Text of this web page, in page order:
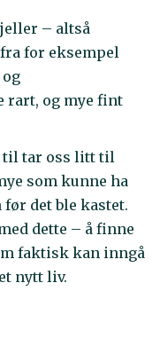
– altså
for eksempel
rart, og mye fint
til tar oss litt til
som kunne ha
det ble kastet.
dette – å finne
faktisk kan inngå
nytt liv.